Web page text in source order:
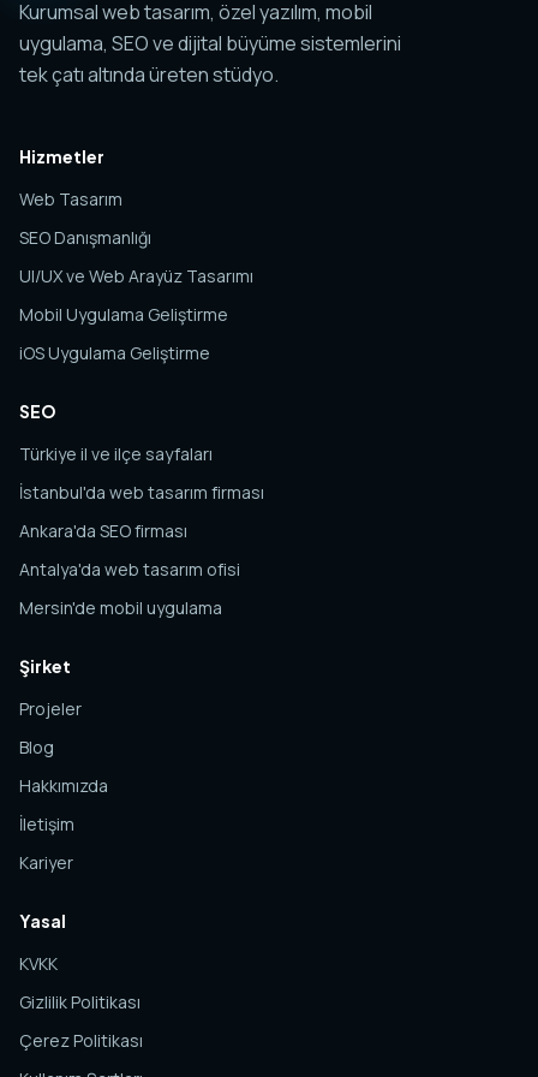
Kurumsal web tasarım, özel yazılım, mobil
uygulama, SEO ve dijital büyüme sistemlerini
tek çatı altında üreten stüdyo.
Hizmetler
Web Tasarım
SEO Danışmanlığı
UI/UX ve Web Arayüz Tasarımı
Mobil Uygulama Geliştirme
iOS Uygulama Geliştirme
SEO
Türkiye il ve ilçe sayfaları
İstanbul'da web tasarım firması
Ankara'da SEO firması
Antalya'da web tasarım ofisi
Mersin'de mobil uygulama
Şirket
Projeler
Blog
Hakkımızda
İletişim
Kariyer
Yasal
KVKK
Gizlilik Politikası
Çerez Politikası